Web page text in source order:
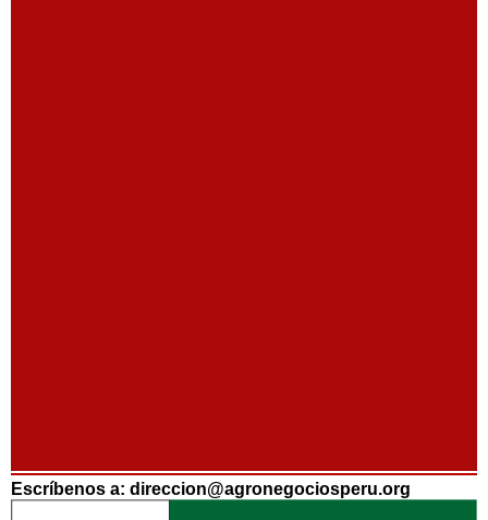
Escríbenos a: direccion@agronegociosperu.org